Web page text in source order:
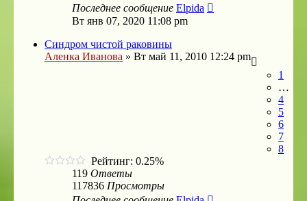
Последнее сообщение Elpida
Вт янв 07, 2020 11:08 pm
Синдром чистой раковины
Аленка Иванова » Вт май 11, 2010 12:24 pm
1
…
4
5
6
7
8
Рейтинг: 0.25%
119 Ответы
117836 Просмотры